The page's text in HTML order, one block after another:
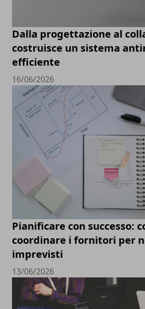
Dalla progettazione al
costruisce un sistema
efficiente
16/06/2026
Pianificare con successo:
coordinare i fornitori per
imprevisti
13/06/2026